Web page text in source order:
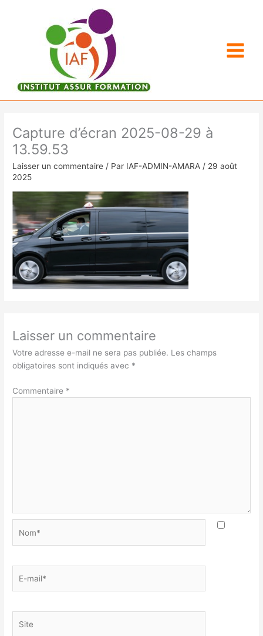
Capture d’écran 2025-08-29 à
13.59.53
Laisser un commentaire / Par IAF-ADMIN-AMARA / 29 août
2025
Laisser un commentaire
Votre adresse e-mail ne sera pas publiée. Les champs
obligatoires sont indiqués avec *
Commentaire *
mail*